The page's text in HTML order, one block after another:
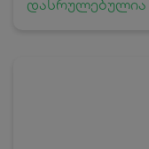
დასრულებულია